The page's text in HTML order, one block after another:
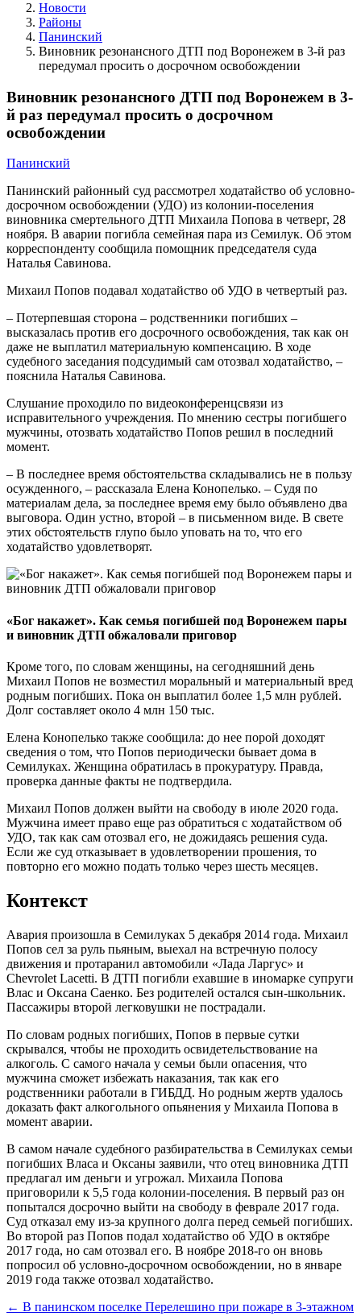
Новости
Районы
Панинский
Виновник резонансного ДТП под Воронежем в 3-й раз
передумал просить о досрочном освобождении
Виновник резонансного ДТП под Воронежем в 3-
й раз передумал просить о досрочном
освобождении
Панинский
Панинский районный суд рассмотрел ходатайство об условно-
досрочном освобождении (УДО) из колонии-поселения
виновника смертельного ДТП Михаила Попова в четверг, 28
ноября. В аварии погибла семейная пара из Семилук. Об этом
корреспонденту сообщила помощник председателя суда
Наталья Савинова.
Михаил Попов подавал ходатайство об УДО в четвертый раз.
– Потерпевшая сторона – родственники погибших –
высказалась против его досрочного освобождения, так как он
даже не выплатил материальную компенсацию. В ходе
судебного заседания подсудимый сам отозвал ходатайство, –
пояснила Наталья Савинова.
Слушание проходило по видеоконференцсвязи из
исправительного учреждения. По мнению сестры погибшего
мужчины, отозвать ходатайство Попов решил в последний
момент.
– В последнее время обстоятельства складывались не в пользу
осужденного, – рассказала Елена Конопелько. – Судя по
материалам дела, за последнее время ему было объявлено два
выговора. Один устно, второй – в письменном виде. В свете
этих обстоятельств глупо было уповать на то, что его
ходатайство удовлетворят.
«Бог накажет». Как семья погибшей под Воронежем пары
и виновник ДТП обжаловали приговор
Кроме того, по словам женщины, на сегодняшний день
Михаил Попов не возместил моральный и материальный вред
родным погибших. Пока он выплатил более 1,5 млн рублей.
Долг составляет около 4 млн 150 тыс.
Елена Конопелько также сообщила: до нее порой доходят
сведения о том, что Попов периодически бывает дома в
Семилуках. Женщина обратилась в прокуратуру. Правда,
проверка данные факты не подтвердила.
Михаил Попов должен выйти на свободу в июле 2020 года.
Мужчина имеет право еще раз обратиться с ходатайством об
УДО, так как сам отозвал его, не дожидаясь решения суда.
Если же суд отказывает в удовлетворении прошения, то
повторно его можно подать только через шесть месяцев.
Контекст
Авария произошла в Семилуках 5 декабря 2014 года. Михаил
Попов сел за руль пьяным, выехал на встречную полосу
движения и протаранил автомобили «Лада Ларгус» и
Chevrolet Lacetti. В ДТП погибли ехавшие в иномарке супруги
Влас и Оксана Саенко. Без родителей остался сын-школьник.
Пассажиры второй легковушки не пострадали.
По словам родных погибших, Попов в первые сутки
скрывался, чтобы не проходить освидетельствование на
алкоголь. С самого начала у семьи были опасения, что
мужчина сможет избежать наказания, так как его
родственники работали в ГИБДД. Но родным жертв удалось
доказать факт алкогольного опьянения у Михаила Попова в
момент аварии.
В самом начале судебного разбирательства в Семилуках семьи
погибших Власа и Оксаны заявили, что отец виновника ДТП
предлагал им деньги и угрожал. Михаила Попова
приговорили к 5,5 года колонии-поселения. В первый раз он
попытался досрочно выйти на свободу в феврале 2017 года.
Суд отказал ему из-за крупного долга перед семьей погибших.
Во второй раз Попов подал ходатайство об УДО в октябре
2017 года, но сам отозвал его. В ноябре 2018-го он вновь
попросил об условно-досрочном освобождении, но в январе
2019 года также отозвал ходатайство.
← В панинском поселке Перелешино при пожаре в 3-этажном